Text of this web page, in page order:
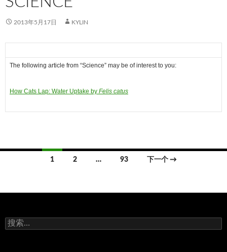
2013年5月17日 KYLIN
The following article from “Science” may be of interest to you:
How Cats Lap: Water Uptake by Felis catus
导
1 2 … 93 下一个 →
搜
索：